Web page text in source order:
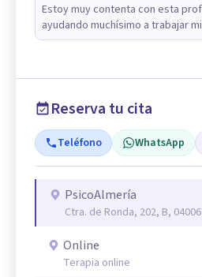
Estoy muy contenta con esta
ayudando muchísimo a trabajar
Reserva tu cita
Teléfono WhatsApp
PsicoAlmería
Ctra. de Ronda, 202, B,
Online
Terapia online